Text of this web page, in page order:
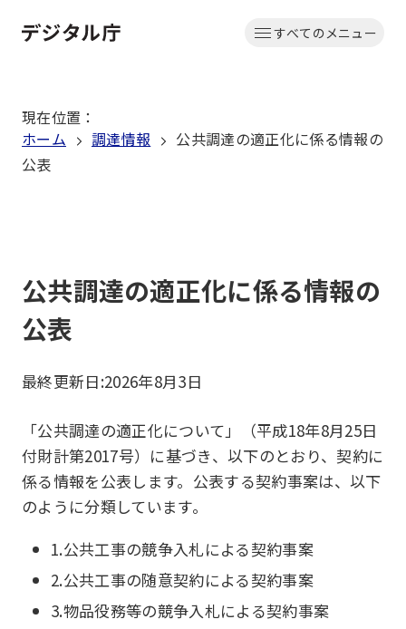
文
動
すべてのメニュー
現在位置 ：
ホーム
調達情報
公共調達の適正化に係る情報の
公表
公共調達の適正化に係る情報の
公表
最終更新日:2026年8月3日
「公共調達の適正化について」（平成18年8月25日
付財計第2017号）に基づき、以下のとおり、契約に
係る情報を公表します。公表する契約事案は、以下
のように分類しています。
1.公共工事の競争入札による契約事案
2.公共工事の随意契約による契約事案
3.物品役務等の競争入札による契約事案